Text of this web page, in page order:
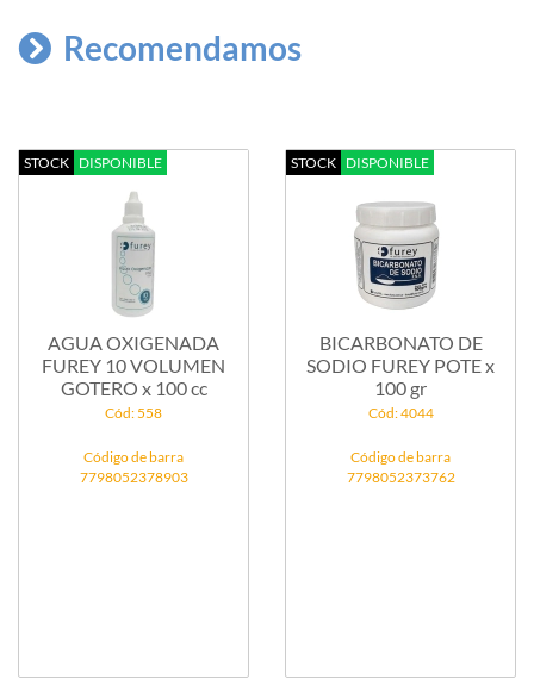
Recomendamos
STOCK DISPONIBLE
AGUA OXIGENADA
FUREY 10 VOLUMEN
GOTERO x 100 cc
Cód: 558
Código de barra
7798052378903
STOCK DISPONIBLE
BICARBONATO DE
SODIO FUREY POTE x
100 gr
Cód: 4044
Código de barra
7798052373762